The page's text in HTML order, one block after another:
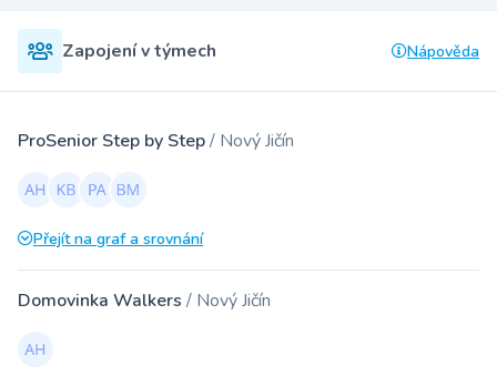
Zapojení v týmech Nápověda
ProSenior Step by Step/ Nový Jičín
Přejít na graf a srovnání
Domovinka Walkers / Nový Jičín